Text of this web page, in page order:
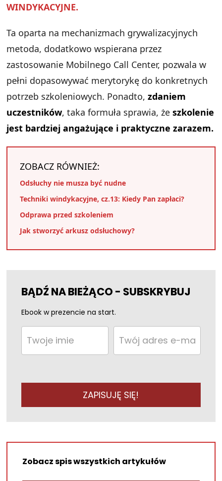
WINDYKACYJNE.
Ta oparta na mechanizmach grywalizacyjnych
metoda, dodatkowo wspierana przez
zastosowanie Mobilnego Call Center, pozwala w
pełni dopasowywać merytorykę do konkretnych
potrzeb szkoleniowych. Ponadto,zdaniem
uczestników, taka formuła sprawia, żeszkolenie
jest bardziej angażujące i praktyczne zarazem.
ZOBACZ RÓWNIEŻ:
Odsłuchy nie musza być nudne
Techniki windykacyjne, cz.13: Kiedy Pan zapłaci?
Odprawa przed szkoleniem
Jak stworzyć arkusz odsłuchowy?
BĄDŹ NA BIEŻĄCO - SUBSKRYBUJ
Ebook w prezencie na start.
ZAPISUJĘ SIĘ!
Zobacz spis wszystkich artykułów